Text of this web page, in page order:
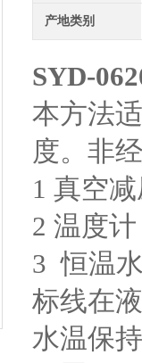
产地类别
SYD-
本方法
度。非
1 真空
2 温度
3 恒温
标线在
水温保